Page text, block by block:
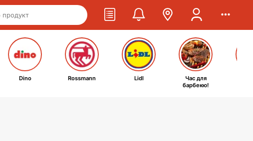
Dino Rossmann Lidl
Час для
барбекю!